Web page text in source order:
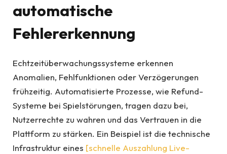
automatische
Fehlererkennung
Echtzeitüberwachungssysteme erkennen
Anomalien, Fehlfunktionen oder Verzögerungen
frühzeitig. Automatisierte Prozesse, wie Refund-
Systeme bei Spielstörungen, tragen dazu bei,
Nutzerrechte zu wahren und das Vertrauen in die
Plattform zu stärken. Ein Beispiel ist die technische
Infrastruktur eines [schnelle Auszahlung Live-